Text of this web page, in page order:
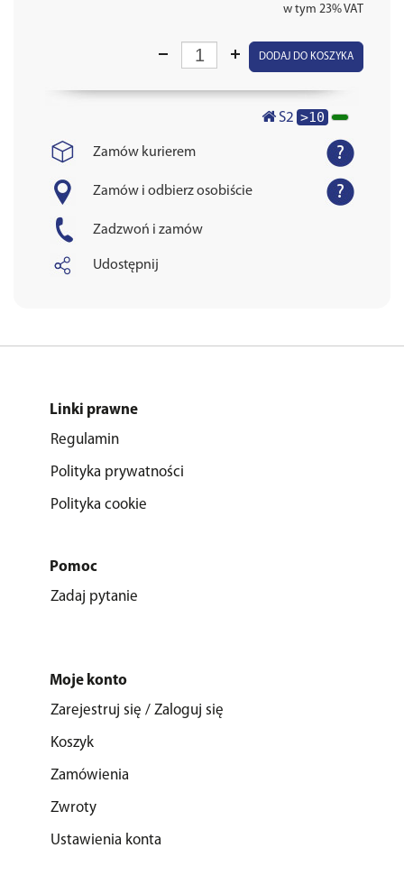
w tym 23% VAT
DODAJ DO KOSZYKA
S2 >10
Zamów kurierem
Zamów i odbierz osobiście
Zadzwoń i zamów
Udostępnij
Linki prawne
Regulamin
Polityka prywatności
Polityka cookie
Pomoc
Zadaj pytanie
Moje konto
Zarejestruj się / Zaloguj się
Koszyk
Zamówienia
Zwroty
Ustawienia konta